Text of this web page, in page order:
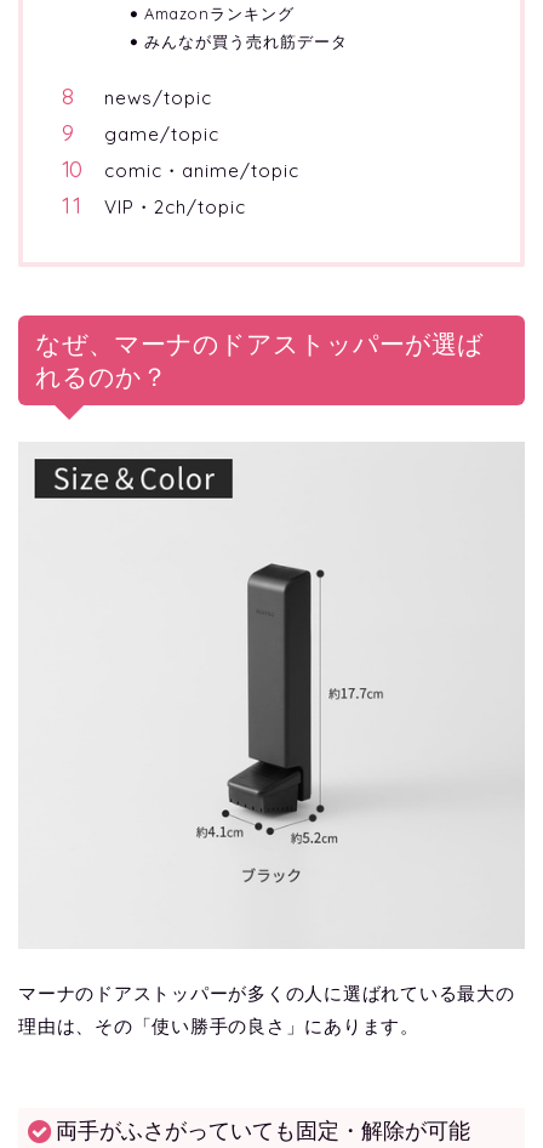
Amazonランキング
みんなが買う売れ筋データ
news/topic
game/topic
comic・anime/topic
VIP・2ch/topic
なぜ、マーナのドアストッパーが選ば
れるのか？
マーナのドアストッパーが多くの人に選ばれている最大の
理由は、その「使い勝手の良さ」にあります。
両手がふさがっていても固定・解除が可能